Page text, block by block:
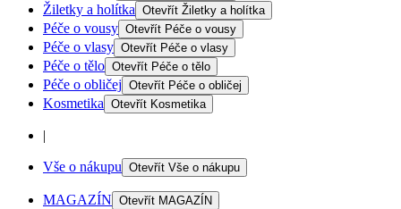
Žiletky a holítka Otevřít Žiletky a holítka
Péče o vousy Otevřít Péče o vousy
Péče o vlasy Otevřít Péče o vlasy
Péče o tělo Otevřít Péče o tělo
Péče o obličej Otevřít Péče o obličej
Kosmetika Otevřít Kosmetika
|
Vše o nákupu Otevřít Vše o nákupu
MAGAZÍN Otevřít MAGAZÍN